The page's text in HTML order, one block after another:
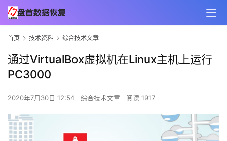
首页 技术资料 综合技术文章
通过VirtualBox虚拟机在Linux主机上运行
PC3000
2020年7月30日 12:54 综合技术文章 阅读 1917